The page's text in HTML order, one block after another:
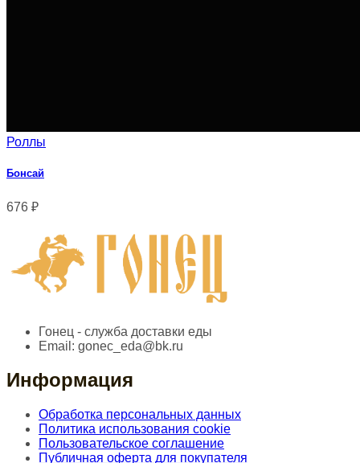
Роллы
Бонсай
676 ₽
Гонец - служба доставки еды
Email: gonec_eda@bk.ru
Информация
Обработка персональных данных
Политика использования cookie
Пользовательское соглашение
Публичная оферта для покупателя